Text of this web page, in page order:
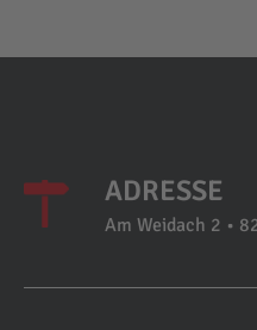
ADRESSE
Am Weidach 2 •